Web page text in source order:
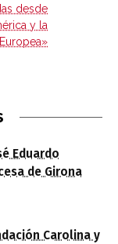
desde
y la
Eduardo
de Girona
Carolina y